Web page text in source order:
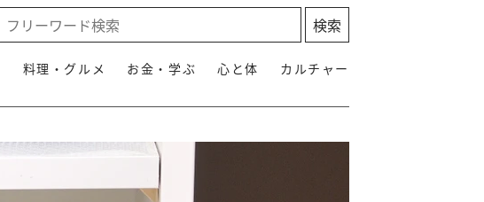
料理・グルメ お金・学ぶ 心と体 カルチャー